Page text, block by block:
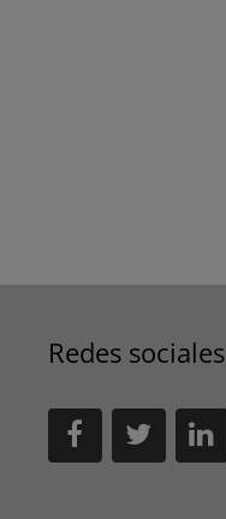
Redes sociales